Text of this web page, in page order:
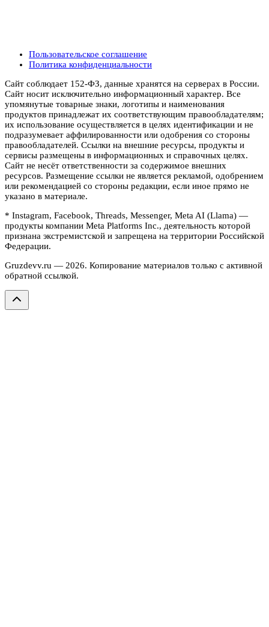
Пользовательское соглашение
Политика конфиденциальности
Сайт соблюдает 152-ФЗ, данные хранятся на серверах в России.
Сайт носит исключительно информационный характер. Все
упомянутые товарные знаки, логотипы и наименования
продуктов принадлежат их соответствующим правообладателям;
их использование осуществляется в целях идентификации и не
подразумевает аффилированности или одобрения со стороны
правообладателей. Ссылки на внешние ресурсы, продукты и
сервисы размещены в информационных и справочных целях.
Сайт не несёт ответственности за содержимое внешних
ресурсов. Размещение ссылки не является рекламой, одобрением
или рекомендацией со стороны редакции, если иное прямо не
указано в материале.
* Instagram, Facebook, Threads, Messenger, Meta AI (Llama) —
продукты компании Meta Platforms Inc., деятельность которой
признана экстремистской и запрещена на территории Российской
Федерации.
Gruzdevv.ru — 2026. Копирование материалов только с активной
обратной ссылкой.